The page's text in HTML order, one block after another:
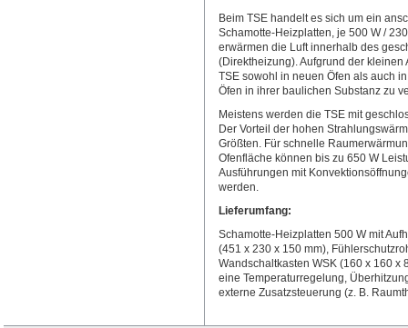
Beim TSE handelt es sich um ein
Schamotte-Heizplatten, je 500 W /
erwärmen die Luft innerhalb des
(Direktheizung). Aufgrund der
TSE sowohl in neuen Öfen als auch
Öfen in ihrer baulichen Substanz zu
Meistens werden die TSE mit
Der Vorteil der hohen
Größten. Für schnelle
Ofenfläche können bis zu 650 W
Ausführungen mit
werden.
Lieferumfang:
Schamotte-Heizplatten 500 W mit
(451 x 230 x 150 mm),
Wandschaltkasten WSK (160 x 160 x
eine Temperaturregelung,
externe Zusatzsteuerung (z. B.